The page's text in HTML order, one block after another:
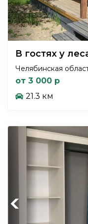
В гостях у
Челябинская
от 3 000 р
21.3 км
Previous